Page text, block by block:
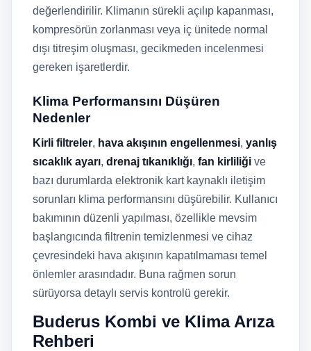
değerlendirilir. Klimanın sürekli açılıp kapanması,
kompresörün zorlanması veya iç ünitede normal
dışı titreşim oluşması, gecikmeden incelenmesi
gereken işaretlerdir.
Klima Performansını Düşüren
Nedenler
Kirli filtreler, hava akışının engellenmesi, yanlış
sıcaklık ayarı, drenaj tıkanıklığı, fan kirliliği ve
bazı durumlarda elektronik kart kaynaklı iletişim
sorunları klima performansını düşürebilir. Kullanıcı
bakımının düzenli yapılması, özellikle mevsim
başlangıcında filtrenin temizlenmesi ve cihaz
çevresindeki hava akışının kapatılmaması temel
önlemler arasındadır. Buna rağmen sorun
sürüyorsa detaylı servis kontrolü gerekir.
Buderus Kombi ve Klima Arıza
Rehberi